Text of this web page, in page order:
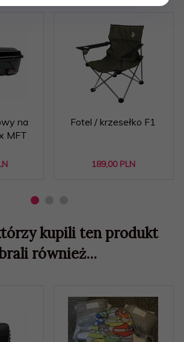
na
MFT
Fotel / krzesełko F1
189,00 PLN
kupili ten produkt
również...